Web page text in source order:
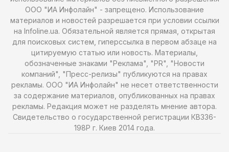
ООО "ИА Инфолайн" - запрещено. Использование
материалов и новостей разрешается при условии ссылки
на Infoline.ua. Обязательной является прямая, открытая
для поисковых систем, гиперссылка в первом абзаце на
цитируемую статью или новость. Материалы,
обозначенные знаками "Реклама", "PR", "Новости
компаний", "Пресс-релизы" публикуются на правах
рекламы. ООО "ИА Инфолайн" не несет ответственности
за содержание материалов, опубликованных на правах
рекламы. Редакция может не разделять мнение автора.
Свидетельство о государственной регистрации КВ336-
198Р г. Киев 2014 года.